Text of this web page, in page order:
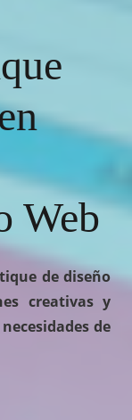
Web
de diseño
creativas y
de